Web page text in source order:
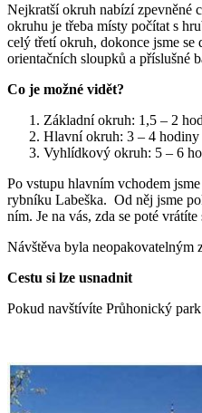
Nejkratší okruh nabízí zpevněné
okruhu je třeba místy počítat s
celý třetí okruh, dokonce jsme se
orientačních sloupků a příslušné
Co je možné vidět?
Základní okruh: 1,5 – 2
Hlavní okruh: 3 – 4
Vyhlídkový okruh: 5 – 6
Po vstupu hlavním vchodem
rybníku Labeška. Od něj jsme
ním. Je na vás, zda se poté
Návštěva byla neopakovatelným
Cestu si lze usnadnit
Pokud navštívíte Průhonický